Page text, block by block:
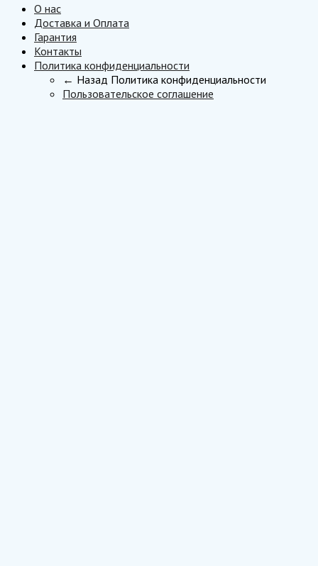
О нас
Доставка и Оплата
Гарантия
Контакты
Политика конфиденциальности
← Назад Политика конфиденциальности
Пользовательское соглашение